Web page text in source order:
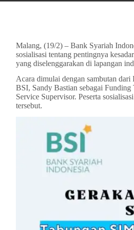
Malang, (19/2) – Bank Syariah
sosialisasi tentang pentingnya
yang diselenggarakan di lapangan
Acara dimulai dengan sambutan
BSI, Sandy Bastian sebagai
Service Supervisor. Peserta
tersebut.